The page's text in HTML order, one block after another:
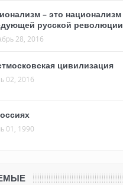
– это национализм
русской революции
28, 2016
цивилизация
02, 2016
01, 1990